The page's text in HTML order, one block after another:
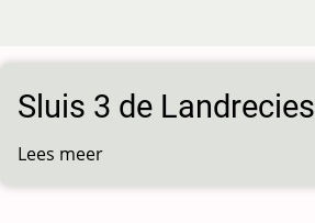
naar
de
inhoud
gaan
Sluis 3 de Landrecies
Lees meer